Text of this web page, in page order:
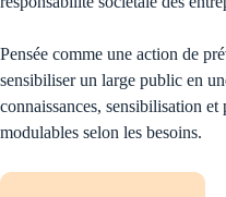
Pensée comme une action de
sensibiliser un large public en
connaissances, sensibilisation
modulables selon les besoins.